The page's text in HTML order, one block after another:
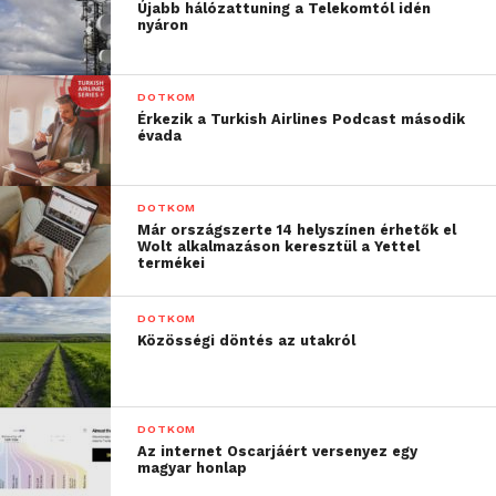
és úgy gondoljuk, hogy a határokon átívelő
kommunikáció előmozdíthatja a békét. Izgatottan
várjuk, hogy ezek a fiatal gondolkodók velünk,
szakértőinkkel és partnerünkkel, a Nobel
Békeközponttal közösen dolgozzanak társadalmi
problémák megoldásán” – mondta Sigve Brekke, a
Telenor Csoport elnök-vezérigazgatója.
Újabb hálózattuning a Telekomtól idén
nyáron
DOTKOM
Érkezik a Turkish Airlines Podcast második
évada
DOTKOM
Már országszerte 14 helyszínen érhetők el
Wolt alkalmazáson keresztül a Yettel
termékei
DOTKOM
Közösségi döntés az utakról
DOTKOM
Az internet Oscarjáért versenyez egy
magyar honlap